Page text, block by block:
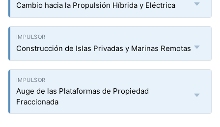
Cambio hacia la Propulsión Híbrida y Eléctrica
Construcción de Islas Privadas y Marinas Remotas
Auge de las Plataformas de Propiedad
Fraccionada